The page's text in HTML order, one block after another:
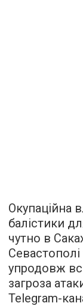
Окупаційна
балістики
чутно в
упродовж
загроза
Telegram-